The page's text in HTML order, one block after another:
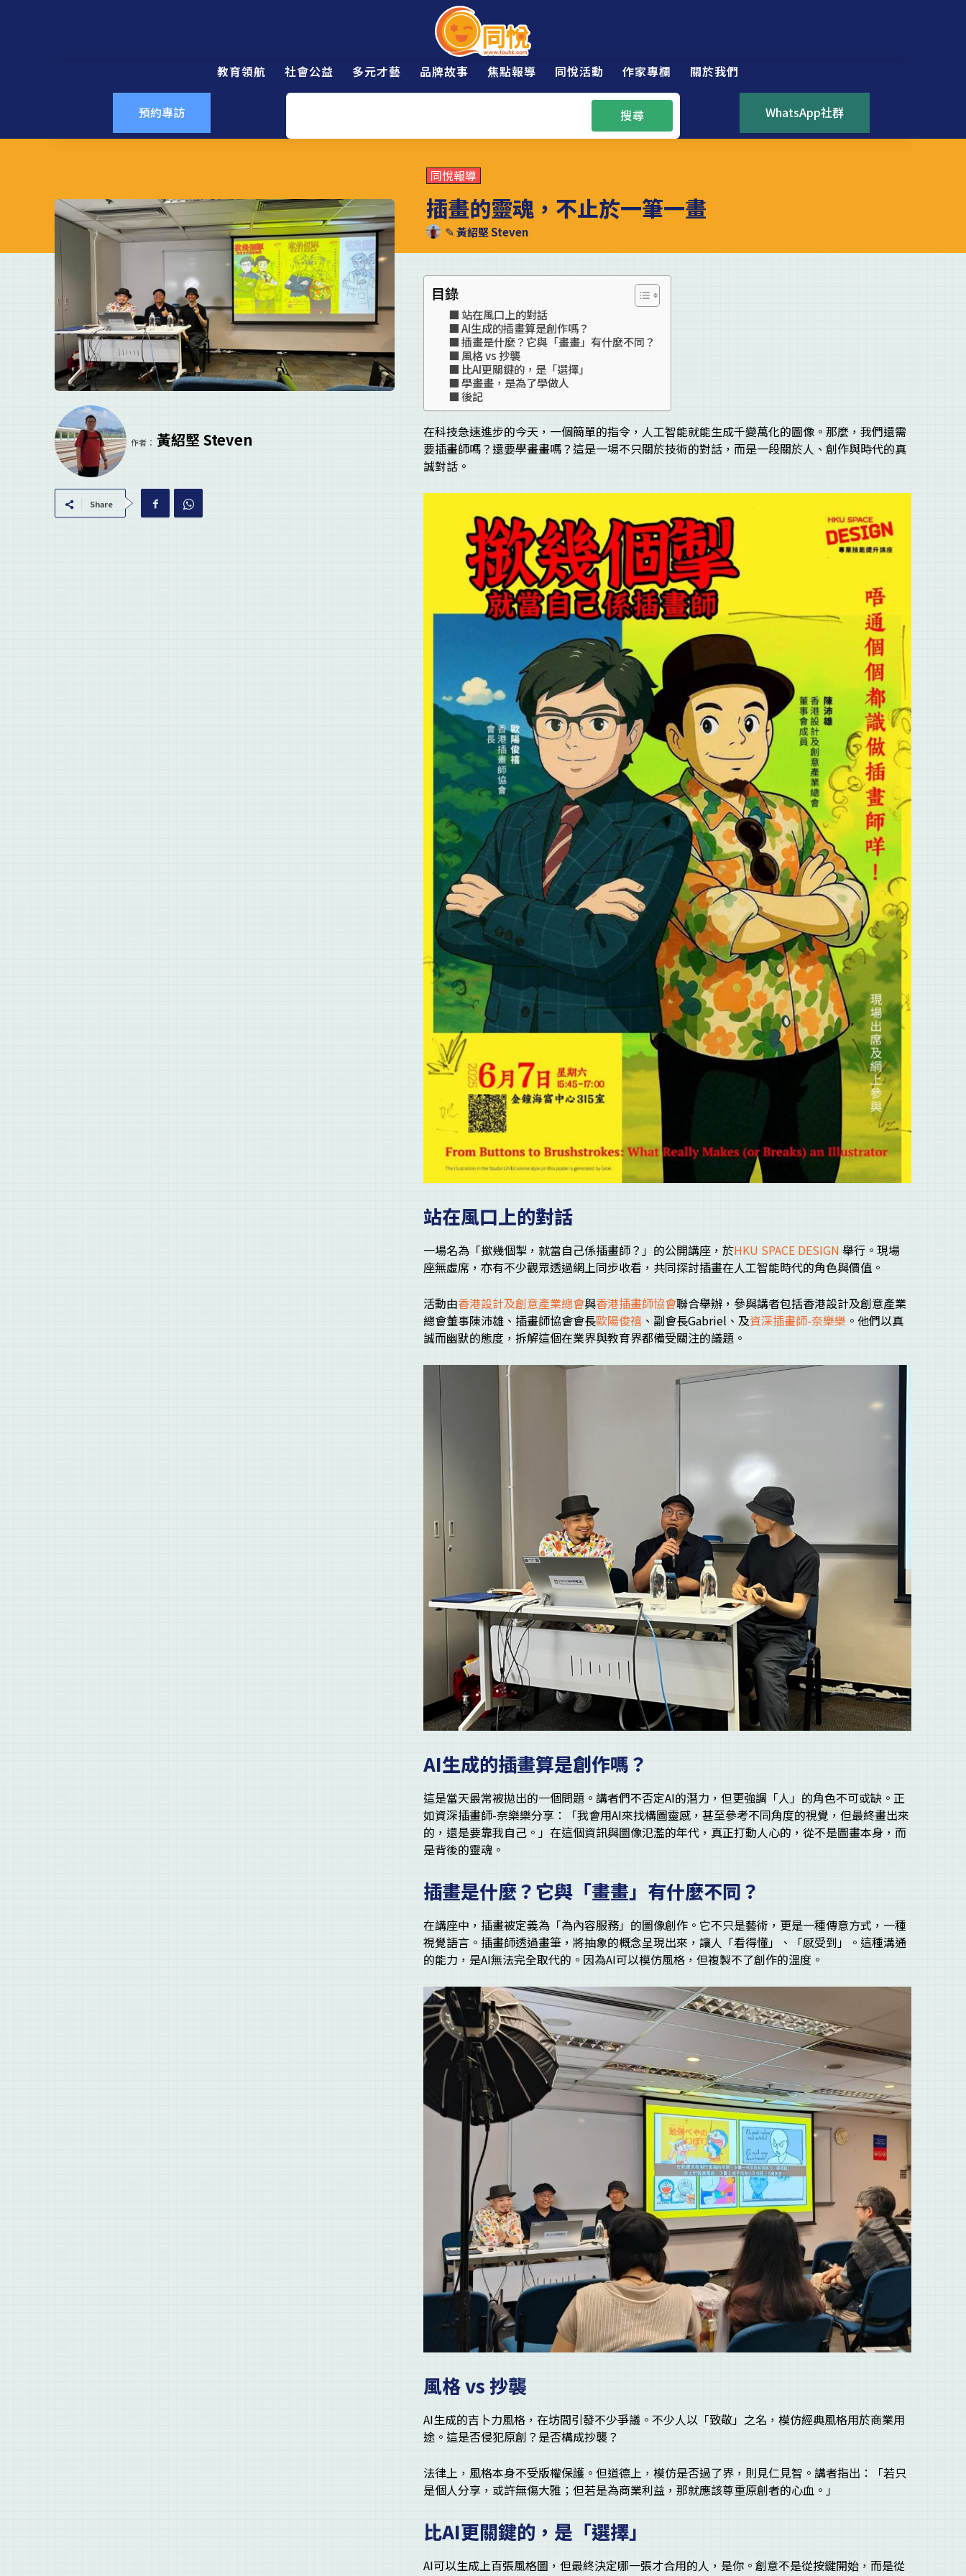
教育領航 社會公益 多元才藝 品牌故事 焦點報導 同悅活動 作家專欄 關於我們
預約專訪 搜尋 WhatsApp社群
同悅報導
插畫的靈魂，不止於一筆一畫
✎黃紹堅 Steven
作者： 黃紹堅 Steven
Share
目錄
站在風口上的對話
AI生成的插畫算是創作嗎？
插畫是什麼？它與「畫畫」有什麼不同？
風格 vs 抄襲
比AI更關鍵的，是「選擇」
學畫畫，是為了學做人
後記
在科技急速進步的今天，一個簡單的指令，人工智能就能生成千變萬化的圖像。那麼，我們還需
要插畫師嗎？還要學畫畫嗎？這是一場不只關於技術的對話，而是一段關於人、創作與時代的真
誠對話。
站在風口上的對話
一場名為「撳幾個掣，就當自己係插畫師？」的公開講座，於HKU SPACE DESIGN 舉行。現場
座無虛席，亦有不少觀眾透過網上同步收看，共同探討插畫在人工智能時代的角色與價值。
活動由香港設計及創意產業總會與香港插畫師協會聯合舉辦，參與講者包括香港設計及創意產業
總會董事陳沛雄、插畫師協會會長歐陽俊禧 、副會長Gabriel、及資深插畫師-奈樂樂 。他們以真
誠而幽默的態度，拆解這個在業界與教育界都備受關注的議題。
AI生成的插畫算是創作嗎？
這是當天最常被拋出的一個問題。講者們不否定AI的潛力，但更強調「人」的角色不可或缺。正
如資深插畫師-奈樂樂分享：「我會用AI來找構圖靈感，甚至參考不同角度的視覺，但最終畫出來
的，還是要靠我自己。」在這個資訊與圖像氾濫的年代，真正打動人心的，從不是圖畫本身，而
是背後的靈魂。
插畫是什麼？它與「畫畫」有什麼不同？
在講座中，插畫被定義為「為內容服務」的圖像創作。它不只是藝術，更是一種傳意方式，一種
視覺語言。插畫師透過畫筆，將抽象的概念呈現出來，讓人「看得懂」、「感受到」。這種溝通
的能力，是AI無法完全取代的。因為AI可以模仿風格，但複製不了創作的溫度。
風格 vs 抄襲
AI生成的吉卜力風格，在坊間引發不少爭議。不少人以「致敬」之名，模仿經典風格用於商業用
途。這是否侵犯原創？是否構成抄襲？
法律上，風格本身不受版權保護。但道德上，模仿是否過了界，則見仁見智。講者指出：「若只
是個人分享，或許無傷大雅；但若是為商業利益，那就應該尊重原創者的心血。」
比AI更關鍵的，是「選擇」
AI可以生成上百張風格圖，但最終決定哪一張才合用的人，是你。創意不是從按鍵開始，而是從